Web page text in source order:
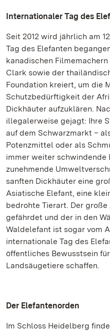
Internationaler Tag des
Seit 2012 wird jährlich am
Tag des Elefanten
kanadischen
Clark sowie der
Foundation kreiert, um die
Schutzbedürftigkeit der
Dickhäuter aufzuklären.
illegalerweise gejagt: Ihre
auf dem Schwarzmarkt –
Potenzmittel oder als
immer weiter schwindende
zunehmende
sanften Dickhäuter eine
Asiatische Elefant, eine
bedrohte Tierart. Der
gefährdet und der in den
Waldelefant ist sogar vom
internationale Tag des
öffentliches Bewusstsein
Landsäugetiere schaffen.
Der Elefantenorden
Im Schloss Heidelberg